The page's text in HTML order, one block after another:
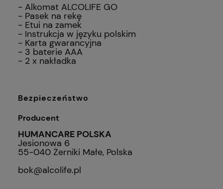
- Alkomat ALCOLIFE GO
- Pasek na rekę
- Etui na zamek
- Instrukcja w języku polskim
- Karta gwarancyjna
- 3 baterie AAA
- 2 x nakładka
Bezpieczeństwo
Producent
HUMANCARE POLSKA
Jesionowa 6
55-040 Żerniki Małe, Polska
bok@alcolife.pl